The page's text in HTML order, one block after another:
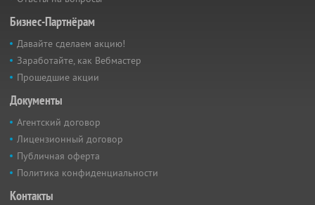
Бизнес-Партнёрам
Давайте сделаем акцию!
Заработайте, как Вебмастер
Прошедшие акции
Документы
Агентский договор
Лицензионный договор
Публичная оферта
Политика конфиденциальности
Контакты